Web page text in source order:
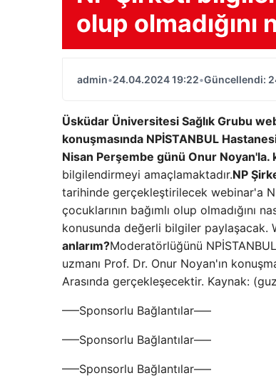
olup olmadığını
admin•24.04.2024 19:22•Güncellendi:
Üsküdar Üniversitesi Sağlık Grubu
konuşmasında NPİSTANBUL
Nisan Perşembe günü Onur Noyan'la.
bilgilendirmeyi amaçlamaktadır.NP
tarihinde gerçekleştirilecek webinar'a
çocuklarının bağımlı olup
konusunda değerli bilgiler paylaşacak.
anlarım?Moderatörlüğünü
uzmanı Prof. Dr. Onur Noyan'ın
Arasında gerçekleşecektir. Kaynak:
—–Sponsorlu Bağlantılar—–
—–Sponsorlu Bağlantılar—–
—–Sponsorlu Bağlantılar—–